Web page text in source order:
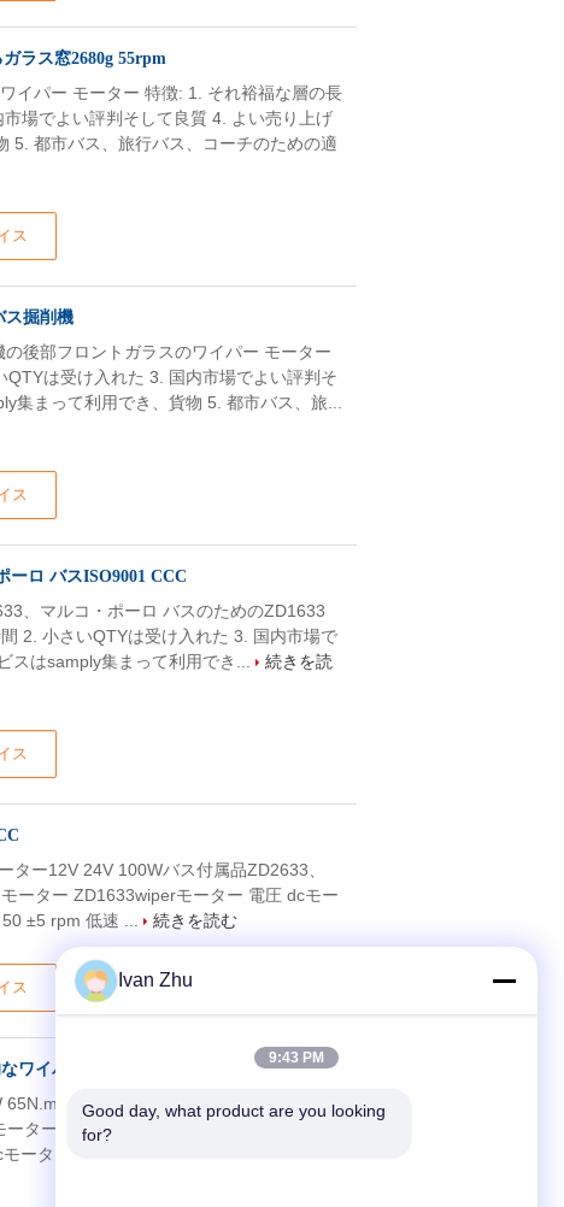
ラス窓2680g 55rpm
ス
イパー モーター 特徴: 1. それ裕福な層の長
場でよい評判そして良質 4. よい売り上げ
5. 都市バス、旅行バス、コーチのための適
ス掘削機
ス
後部フロントガラスのワイパー モーター
は受け入れた 3. 国内市場でよい評判そ
集まって利用でき、貨物 5. 都市バス、旅...
ーロ バスISO9001 CCC
ス
、マルコ・ポーロ バスのためのZD1633
2. 小さいQTYは受け入れた 3. 国内市場で
スはsamply集まって利用でき...
続きを読
ス
ター12V 24V 100Wバス付属品ZD2633、
ーター ZD1633wiperモーター 電圧 dcモー
±5 rpm 低速 ...
続きを読む
ワイパー モーター
DCワイパー モーターは、Dogaおよ
ター変数: 項目 ZD2633ワイパー モーター
ーター12V 正価格販売速度 高...
Ivan Zhu
9:43 PM
Good day, what product are you looking
for?